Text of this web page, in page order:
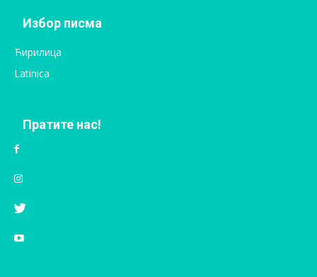
Избор писма
Ћирилица
Latinica
Пратите нас!